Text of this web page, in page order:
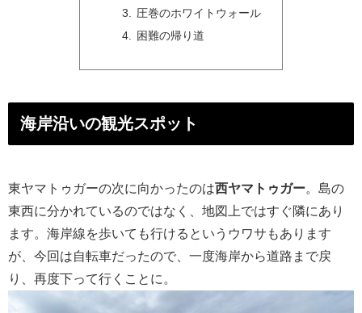
圧巻のホワイトウォール
困難の帰り道
海岸沿いの観光スポット
東ヤマトゥガーの次に向かったのは西ヤマトゥガー。島の
東西に分かれているのではなく、地図上ではすぐ隣にあり
ます。海岸線を歩いても行けるというウワサもあります
が、今回は自転車だったので、一度海岸から道路まで戻
り、再度下って行くことに。